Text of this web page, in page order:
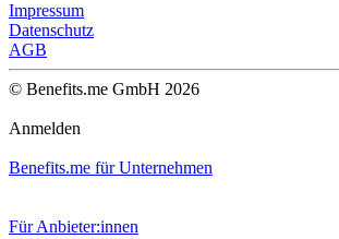
Impressum
Datenschutz
AGB
© Benefits.me GmbH 2026
Anmelden
Benefits.me für Unternehmen
Für Anbieter:innen